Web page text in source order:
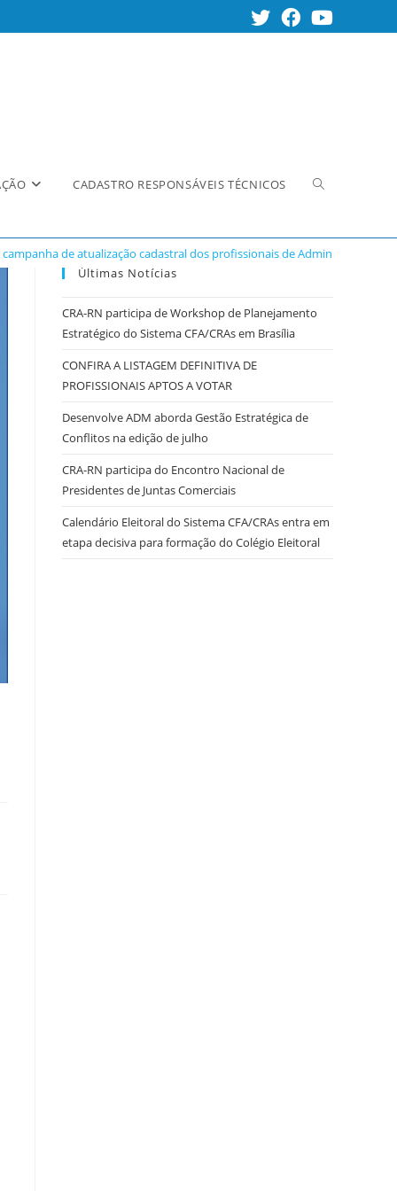
CADASTRO RESPONSÁVEIS TÉCNICOS Alternar
campanha de atualização cadastral dos profissionais de Administração
Últimas Notícias
CRA-RN participa de Workshop de Planejamento
Estratégico do Sistema CFA/CRAs em Brasília
CONFIRA A LISTAGEM DEFINITIVA DE
PROFISSIONAIS APTOS A VOTAR
Desenvolve ADM aborda Gestão Estratégica de
Conflitos na edição de julho
CRA-RN participa do Encontro Nacional de
Presidentes de Juntas Comerciais
Calendário Eleitoral do Sistema CFA/CRAs entra em
etapa decisiva para formação do Colégio Eleitoral